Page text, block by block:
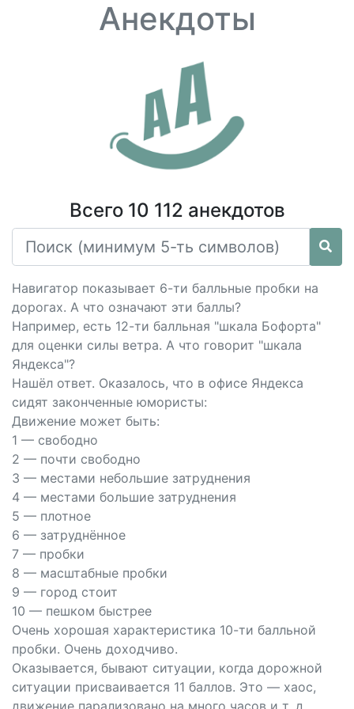
Анекдоты
Всего 10 112 анекдотов
Навигатор показывает 6-ти балльные пробки на
дорогах. А что означают эти баллы?
Например, есть 12-ти балльная "шкала Бофорта"
для оценки силы ветра. А что говорит "шкала
Яндекса"?
Нашёл ответ. Оказалось, что в офисе Яндекса
сидят законченные юмористы:
Движение может быть:
1 — свободно
2 — почти свободно
3 — местами небольшие затруднения
4 — местами большие затруднения
5 — плотное
6 — затруднённое
7 — пробки
8 — масштабные пробки
9 — город стоит
10 — пешком быстрее
Очень хорошая характеристика 10-ти балльной
пробки. Очень доходчиво.
Оказывается, бывают ситуации, когда дорожной
ситуации присваивается 11 баллов. Это — хаос,
движение парализовано на много часов и т. д.